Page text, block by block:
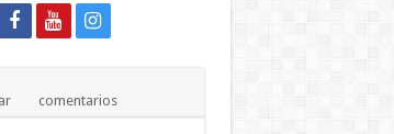
comentarios